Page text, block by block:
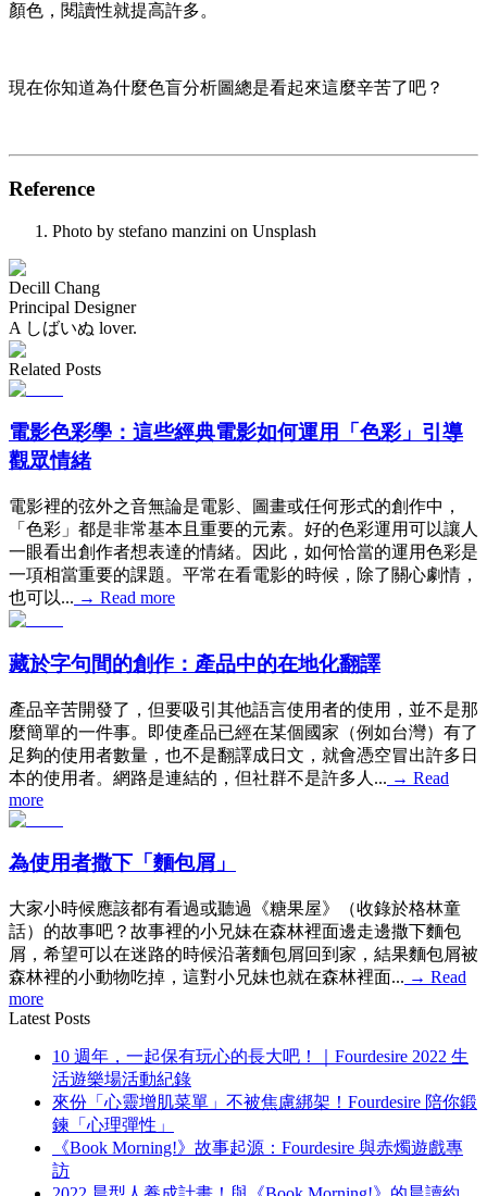
顏色，閱讀性就提高許多。
現在你知道為什麼色盲分析圖總是看起來這麼辛苦了吧？
Reference
Photo by stefano manzini on Unsplash
Decill Chang
Principal Designer
A しばいぬ lover.
Related Posts
電影色彩學：這些經典電影如何運用「色彩」引導
觀眾情緒
電影裡的弦外之音無論是電影、圖畫或任何形式的創作中，
「色彩」都是非常基本且重要的元素。好的色彩運用可以讓人
一眼看出創作者想表達的情緒。因此，如何恰當的運用色彩是
一項相當重要的課題。平常在看電影的時候，除了關心劇情，
也可以... → Read more
藏於字句間的創作：產品中的在地化翻譯
產品辛苦開發了，但要吸引其他語言使用者的使用，並不是那
麼簡單的一件事。即使產品已經在某個國家（例如台灣）有了
足夠的使用者數量，也不是翻譯成日文，就會憑空冒出許多日
本的使用者。網路是連結的，但社群不是許多人... → Read
more
為使用者撒下「麵包屑」
大家小時候應該都有看過或聽過《糖果屋》（收錄於格林童
話）的故事吧？故事裡的小兄妹在森林裡面邊走邊撒下麵包
屑，希望可以在迷路的時候沿著麵包屑回到家，結果麵包屑被
森林裡的小動物吃掉，這對小兄妹也就在森林裡面... → Read
more
Latest Posts
10 週年，一起保有玩心的長大吧！｜Fourdesire 2022 生
活遊樂場活動紀錄
來份「心靈增肌菜單」不被焦慮綁架！Fourdesire 陪你鍛
鍊「心理彈性」
《Book Morning!》故事起源：Fourdesire 與赤燭遊戲專
訪